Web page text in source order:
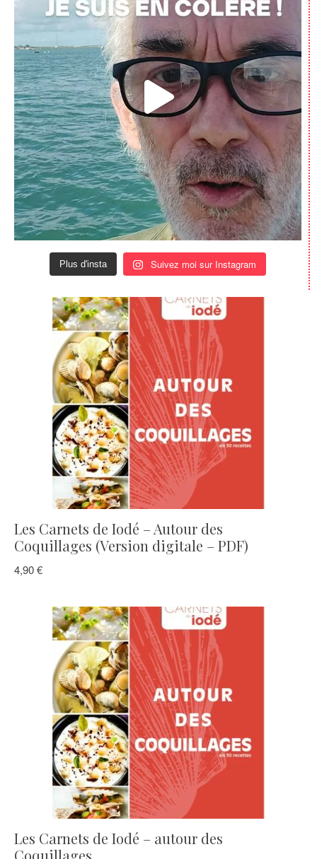
Plus d'insta Suivez moi sur Instagram
Les Carnets de Iodé – Autour des
Coquillages (Version digitale – PDF)
4,90€
Les Carnets de Iodé – autour des